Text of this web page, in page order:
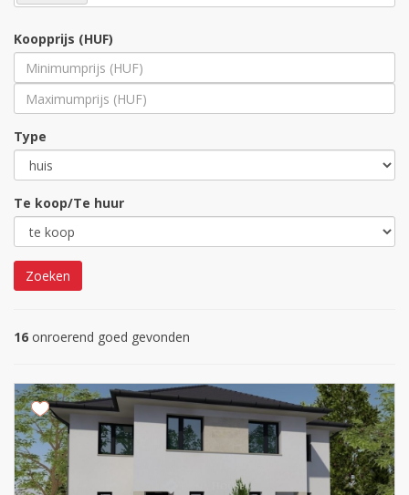
Koopprijs (HUF)
Type
Te koop/Te huur
Zoeken
16 onroerend goed gevonden